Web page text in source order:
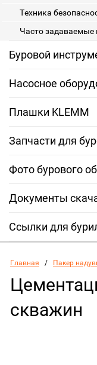
Техника
Часто задаваемые
Буровой
Насосное
Плашки KLEMM
Запчасти для
Фото бурового
Документы
Ссылки для
Главная
   /
Пакер
скважин